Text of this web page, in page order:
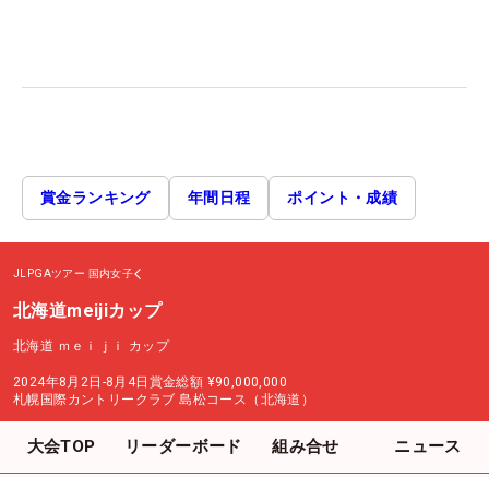
賞金ランキング 年間日程 ポイント・成績
JLPGAツアー 国内女子
北海道meijiカップ
北海道 ｍｅｉｊｉ カップ
2024年8月2日-8月4日 賞金総額 ¥90,000,000
札幌国際カントリークラブ 島松コース（北海道）
大会TOP リーダーボード 組み合せ ニュース